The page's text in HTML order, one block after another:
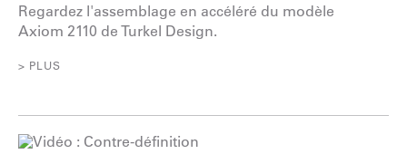
Regardez l'assemblage en accéléré du modèle
Axiom 2110 de Turkel Design.
> PLUS